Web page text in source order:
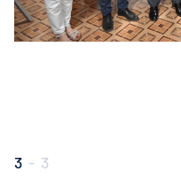
3 - 3